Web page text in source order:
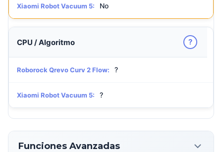
Xiaomi Robot Vacuum 5: No
CPU / Algoritmo ?
Roborock Qrevo Curv 2 Flow: ?
Xiaomi Robot Vacuum 5: ?
Funciones Avanzadas